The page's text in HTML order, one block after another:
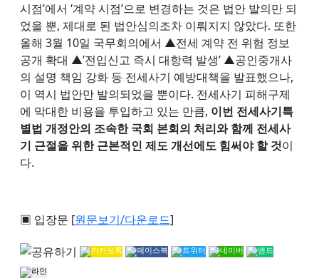
시점’에서 ‘계약 시점’으로 변경하는 것은 법안 발의만 되
었을 뿐, 제대로 된 법안심의조차 이뤄지지 않았다. 또한
올해 3월 10일 국무회의에서 ▲전세 계약 전 위험 정보
공개 확대 ▲’전입신고 즉시 대항력 발생’ ▲공인중개사
의 설명 책임 강화 등 전세사기 예방대책을 발표했으나,
이 역시 법안만 발의되었을 뿐이다. 전세사기 피해구제
에 막대한 비용을 투입하고 있는 만큼, 이번 전세사기특
별법 개정안의 조속한 국회 본회의 처리와 함께 전세사
기 근절을 위한 근본적인 제도 개선에도 힘써야 할 것이
다.
▣ 입장문 [원문보기/다운로드]